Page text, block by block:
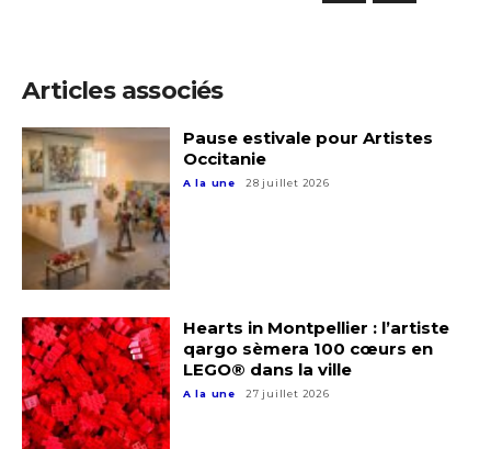
Articles associés
Pause estivale pour Artistes
Occitanie
A la une 28 juillet 2026
Hearts in Montpellier : l’artiste
qargo sèmera 100 cœurs en
LEGO® dans la ville
A la une 27 juillet 2026